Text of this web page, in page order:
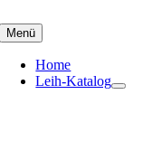
to
content
Menü
Home
Leih-Katalog